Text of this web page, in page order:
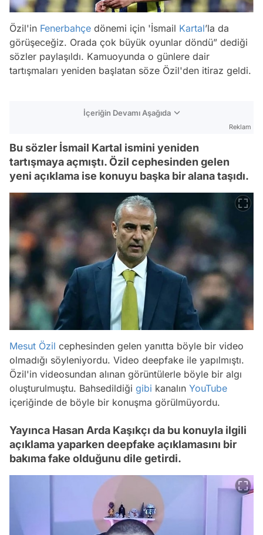
Özil'in Fenerbahçe dönemi için 'İsmail Kartal’la da
görüşeceğiz. Orada çok büyük oyunlar döndü” dediği
sözler paylaşıldı. Kamuoyunda o günlere dair
tartışmaları yeniden başlatan söze Özil'den itiraz geldi.
İçeriğin Devamı Aşağıda
Reklam
Bu sözler İsmail Kartal ismini yeniden
tartışmaya açmıştı. Özil cephesinden gelen
yeni açıklama ise konuyu başka bir alana taşıdı.
Mesut Özil cephesinden gelen yanıtta böyle bir video
olmadığı söyleniyordu. Video deepfake ile yapılmıştı.
Özil'in videosundan alınan görüntülerle böyle bir algı
oluşturulmuştu. Bahsedildiği gibi kanalın YouTube
içeriğinde de böyle bir konuşma görülmüyordu.
Yayınca Hasan Arda Kaşıkçı da bu konuyla ilgili
açıklama yaparken deepfake açıklamasını bir
bakıma fake olduğunu dile getirdi.